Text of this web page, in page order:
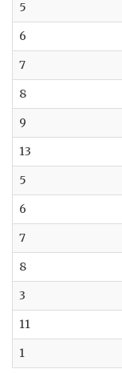
5
6
7
8
9
13
5
6
7
8
3
11
1